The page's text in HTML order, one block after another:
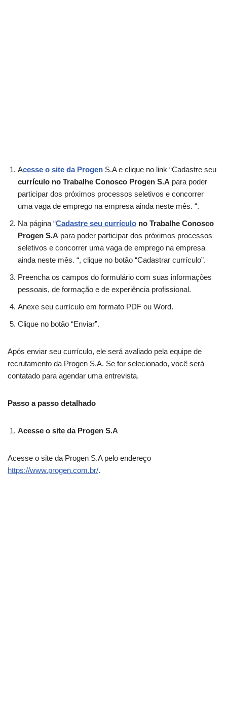
Acesse o site da Progen S.A e clique no link “Cadastre seu
currículo no Trabalhe Conosco Progen S.A para poder
participar dos próximos processos seletivos e concorrer
uma vaga de emprego na empresa ainda neste mês. “.
Na página “Cadastre seu currículo no Trabalhe Conosco
Progen S.A para poder participar dos próximos processos
seletivos e concorrer uma vaga de emprego na empresa
ainda neste mês. “, clique no botão “Cadastrar currículo”.
Preencha os campos do formulário com suas informações
pessoais, de formação e de experiência profissional.
Anexe seu currículo em formato PDF ou Word.
Clique no botão “Enviar”.
Após enviar seu currículo, ele será avaliado pela equipe de
recrutamento da Progen S.A. Se for selecionado, você será
contatado para agendar uma entrevista.
Passo a passo detalhado
Acesse o site da Progen S.A
Acesse o site da Progen S.A pelo endereço
https://www.progen.com.br/.